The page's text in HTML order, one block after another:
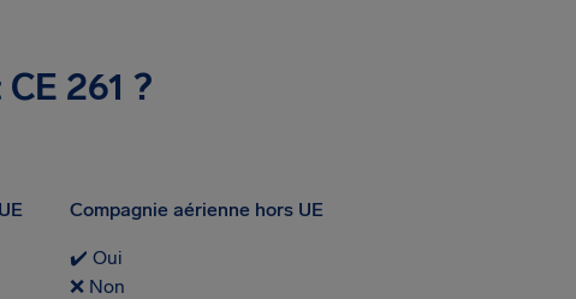
261 ?
Compagnie aérienne hors UE
✔️ Oui
❌ Non